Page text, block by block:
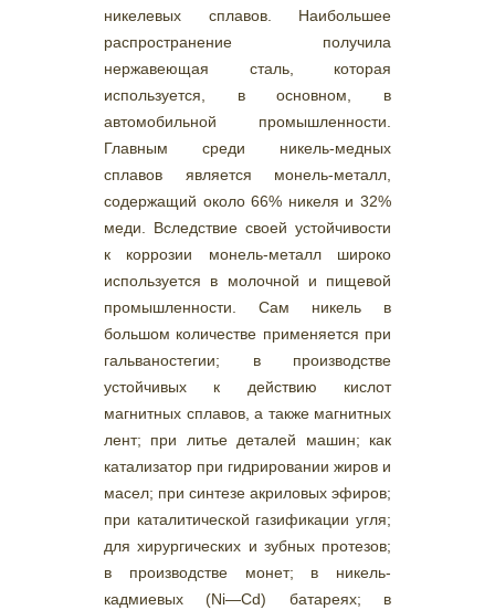
никелевых сплавов. Наибольшее
распространение получила
нержавеющая сталь, которая
используется, в основном, в
автомобильной промышленности.
Главным среди никель-медных
сплавов является монель-металл,
содержащий около 66% никеля и 32%
меди. Вследствие своей устойчивости
к коррозии монель-металл широко
используется в молочной и пищевой
промышленности. Сам никель в
большом количестве применяется при
гальваностегии; в производстве
устойчивых к действию кислот
магнитных сплавов, а также магнитных
лент; при литье деталей машин; как
катализатор при гидрировании жиров и
масел; при синтезе акриловых эфиров;
при каталитической газификации угля;
для хирургических и зубных протезов;
в производстве монет; в никель-
кадмиевых (Ni—Cd) батареях; в